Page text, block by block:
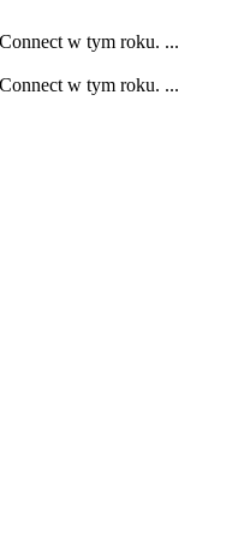
w tym roku. ...
w tym roku. ...